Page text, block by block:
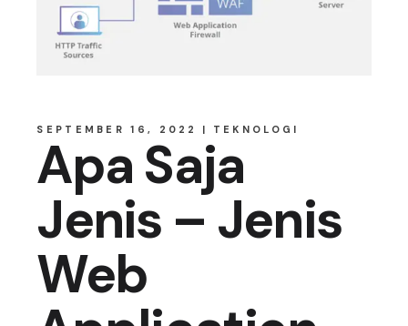
SEPTEMBER 16, 2022 TEKNOLOGI
Apa Saja
Jenis – Jenis
Web